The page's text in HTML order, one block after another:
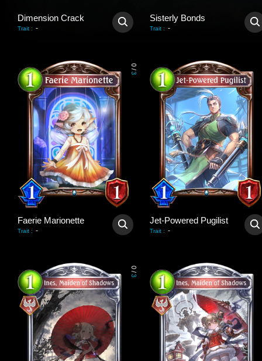
Dimension Crack
Trait : -
Sisterly Bonds
Trait : -
0
/
3
Faerie Marionette
Trait : -
Jet-Powered Pugilist
Trait : -
0
/
3